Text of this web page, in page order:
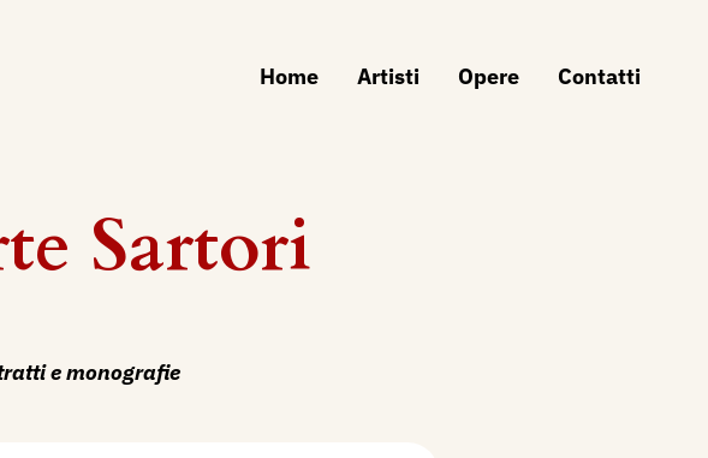
Home Artisti Opere Contatti
Sartori
e monografie